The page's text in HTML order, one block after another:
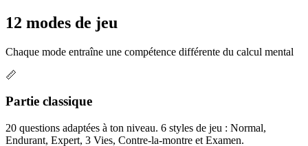
12 modes de jeu
Chaque mode entraîne une compétence différente du calcul mental
📏
Partie classique
20 questions adaptées à ton niveau. 6 styles de jeu : Normal,
Endurant, Expert, 3 Vies, Contre-la-montre et Examen.